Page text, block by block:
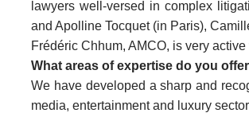
lawyers well-versed in complex
and Apolline Tocquet (in Paris),
Frédéric Chhum, AMCO, is very
What areas of expertise do you
We have developed a sharp and
media, entertainment and luxury